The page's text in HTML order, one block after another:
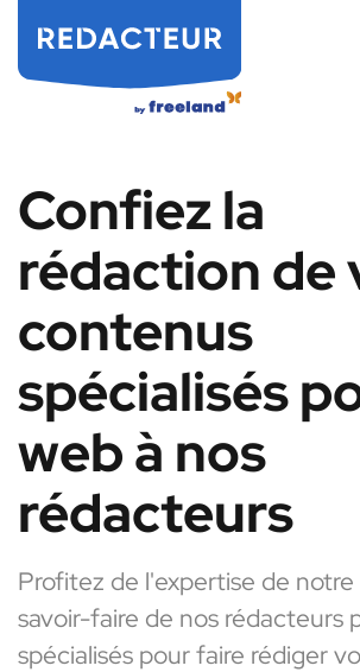
Confiez la
rédaction de
contenus
spécialisés
web à nos
rédacteurs
Profitez de l'expertise de
savoir-faire de nos rédacteurs
spécialisés pour faire rédiger